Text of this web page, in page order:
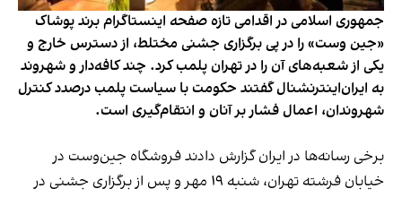
جمهوری اسلامی در اقدامی تازه صفحه اینستاگرام برند پوشاک
«جین وست» را در پی برگزاری جشنی مختلط، از دسترس خارج و
یکی از شعبه‌های آن را در تهران پلمب کرد. چند کافه‌‌دار و شهروند
به ایران‌اینترنشنال گفتند حکومت با سیاست پلمب درصدد کنترل
شهروندان، اعمال فشار بر آنان و انتقام‌گیری است.
برخی رسانه‌ها در ایران گزارش دادند فروشگاه جین‌وست در
خیابان فرشته تهران، شنبه ۱۹ مهر و پس از برگزاری جشنی در